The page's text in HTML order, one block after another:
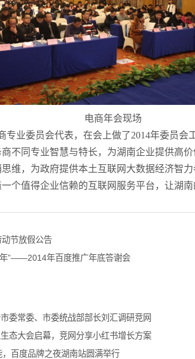
电商年会现场
专业委员会代表，在会上做了2014年委员会
不同专业智慧与特长，为湖南企业提供高
维，为政府提供本土互联网大数据经济智
个值得企业信赖的互联网服务平台，让湖南
节放假公告
年”——2014年百度推广年底答谢会
委常委、市委统战部部长刘汇调研竞网
态大会启幕，竞网分享小红书增长方案
百度品牌之夜湖南站圆满举行